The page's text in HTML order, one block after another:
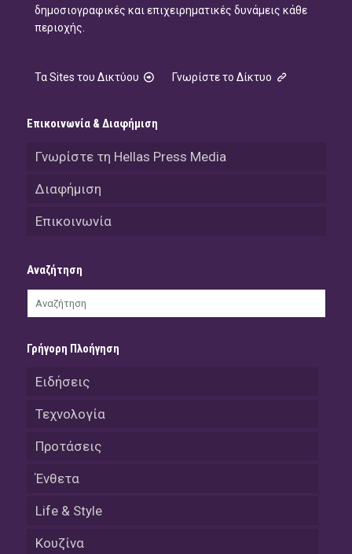
δημοσιογραφικές και επιχειρηματικές δυνάμεις κάθε
περιοχής.
Τα Sites του Δικτύου Γνωρίστε το Δίκτυο
Επικοινωνία & Διαφήμιση
Γνωρίστε τη Hellas Press Media
Διαφήμιση
Επικοινωνία
Αναζήτηση
Γρήγορη Πλοήγηση
Ειδήσεις
Τεχνολογία
Προτάσεις
Ένθετα
Life & Style
Κουζίνα